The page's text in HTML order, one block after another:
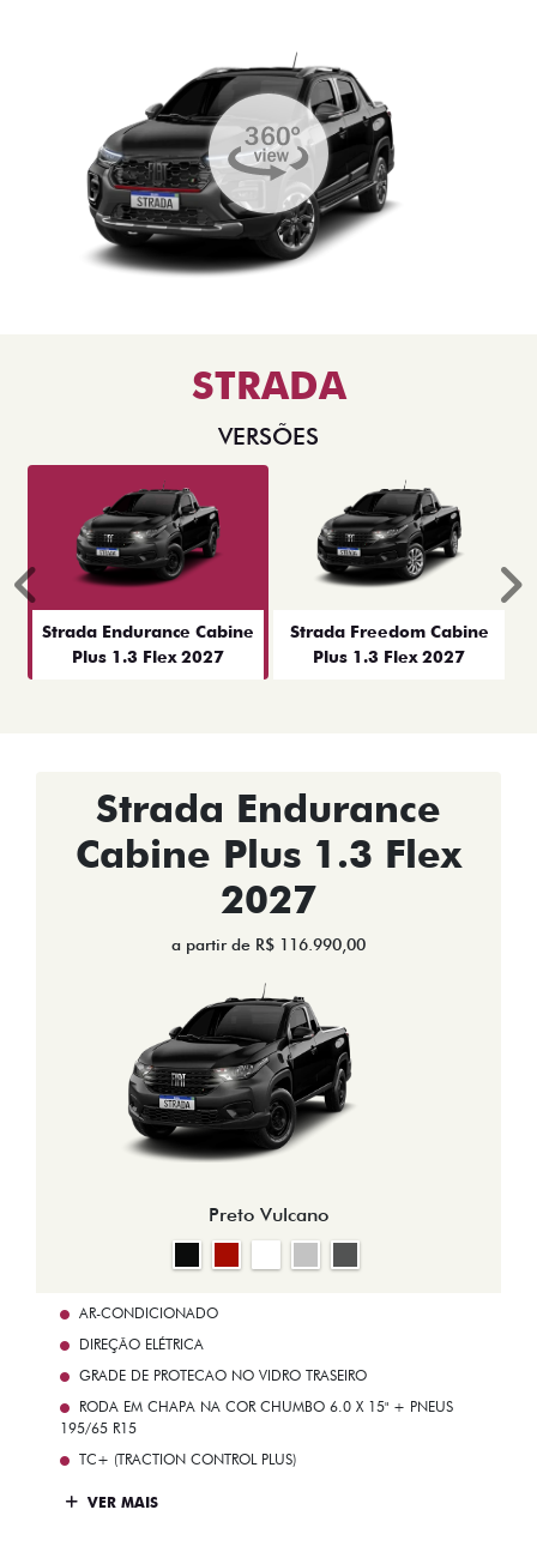
STRADA
VERSÕES
Strada Endurance Cabine
Plus 1.3 Flex 2027
Strada Freedom Cabine
Plus 1.3 Flex 2027
Anterior
Strada Endurance
Cabine Plus 1.3 Flex
2027
a partir de R$ 116.990,00
Preto Vulcano
AR-CONDICIONADO
DIREÇÃO ELÉTRICA
GRADE DE PROTECAO NO VIDRO TRASEIRO
RODA EM CHAPA NA COR CHUMBO 6.0 X 15" + PNEUS
195/65 R15
TC+ (TRACTION CONTROL PLUS)
VER MAIS